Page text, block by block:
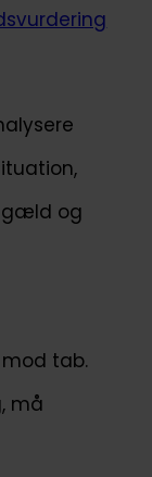
gæld og
tab.
må